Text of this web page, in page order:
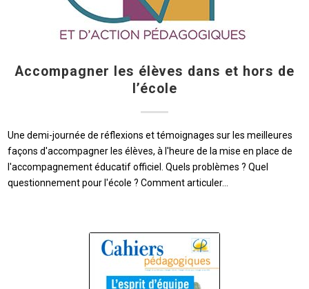
Accompagner les élèves dans et hors de
l’école
Une demi-journée de réflexions et témoignages sur les meilleures
façons d'accompagner les élèves, à l'heure de la mise en place de
l'accompagnement éducatif officiel. Quels problèmes ? Quel
questionnement pour l'école ? Comment articuler…